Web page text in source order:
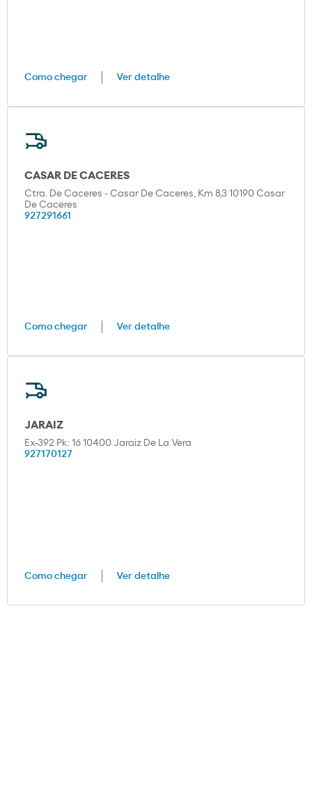
Como chegar Ver detalhe
CASAR DE CACERES
Ctra. De Caceres - Casar De Caceres, Km 8,3 10190 Casar
De Caceres
927291661
Como chegar Ver detalhe
JARAIZ
Ex-392 Pk: 16 10400 Jaraiz De La Vera
927170127
Como chegar Ver detalhe